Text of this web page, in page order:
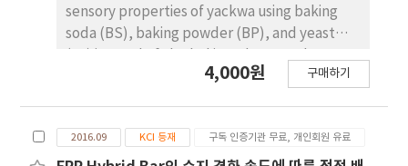
log 정도의 사멸을 보였으며 1400 V에서는 50초 처
리 만에 7 log 사멸을 나타내며 완전 사멸에 도달하였
다. 포자는 생존 적절한 환경이 주어지면 영양세포로
발아, 성장을 하므로 이러한 기간 동안 광펄스에 대한
염색법을 통해 광학현미경으로 확인하고 이를 광펄스
처리하여 광펄스에 대한 민감도 변화를 비교, 분석하
sensory properties of yackwa using baking
soda (BS), baking powder (BP), and yeast
Halal standard product. The moisture
was the lowest at 1.5% BP, and the highest at
4,000원 구매하기
2016.09 KCI 등재 구독 인증기관 무료, 개인회원 유료